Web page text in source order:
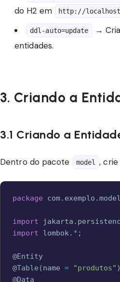
do H2 em
http://
ddl-auto=update
→
entidades.
3. Criando a
3.1 Criando a
Dentro do pacote model ,
package com. exemplo .model
import jakarta .
import
lombok. * ;
@Entity
@Table (name = "produtos" )
@Data